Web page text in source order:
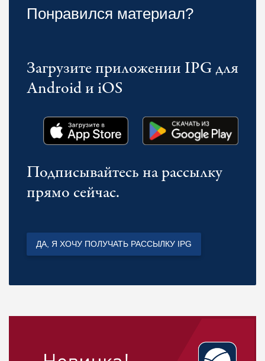
Понравился материал?
Загрузите приложении IPG для
Android и iOS
Подписывайтесь на рассылку
прямо сейчас.
ДА, Я ХОЧУ ПОЛУЧАТЬ РАССЫЛКУ IPG